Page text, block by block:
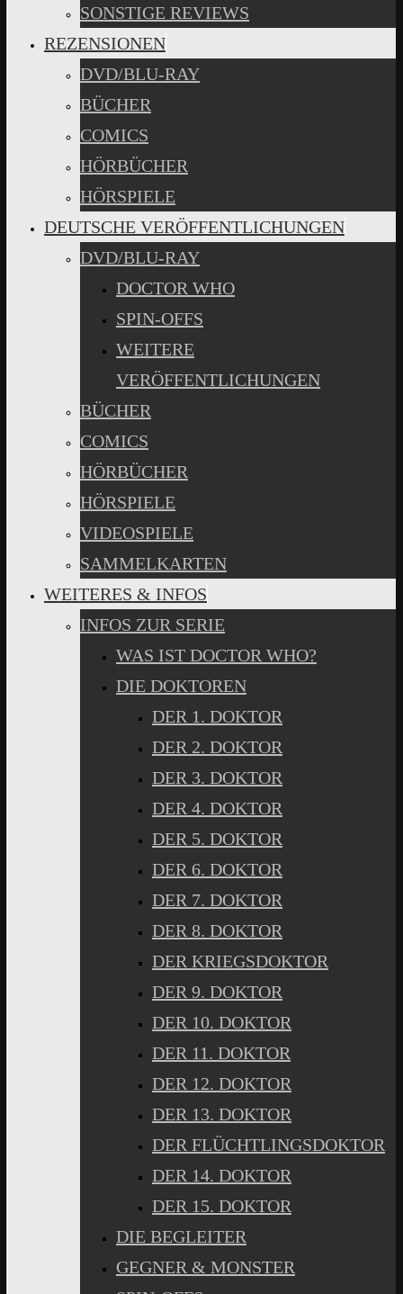
SONSTIGE REVIEWS
REZENSIONEN
DVD/BLU-RAY
BÜCHER
COMICS
HÖRBÜCHER
HÖRSPIELE
DEUTSCHE VERÖFFENTLICHUNGEN
DVD/BLU-RAY
DOCTOR WHO
SPIN-OFFS
WEITERE
VERÖFFENTLICHUNGEN
BÜCHER
COMICS
HÖRBÜCHER
HÖRSPIELE
VIDEOSPIELE
SAMMELKARTEN
WEITERES & INFOS
INFOS ZUR SERIE
WAS IST DOCTOR WHO?
DIE DOKTOREN
DER 1. DOKTOR
DER 2. DOKTOR
DER 3. DOKTOR
DER 4. DOKTOR
DER 5. DOKTOR
DER 6. DOKTOR
DER 7. DOKTOR
DER 8. DOKTOR
DER KRIEGSDOKTOR
DER 9. DOKTOR
DER 10. DOKTOR
DER 11. DOKTOR
DER 12. DOKTOR
DER 13. DOKTOR
DER FLÜCHTLINGSDOKTOR
DER 14. DOKTOR
DER 15. DOKTOR
DIE BEGLEITER
GEGNER & MONSTER